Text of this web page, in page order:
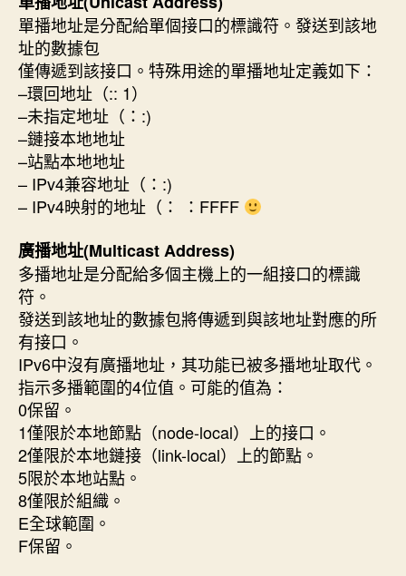
單播地址是分配給單個接口的標識符。發送到該地
址的數據包
僅傳遞到該接口。特殊用途的單播地址定義如下：
–環回地址（:: 1）
–未指定地址（：:)
–鏈接本地地址
–站點本地地址
– IPv4兼容地址（：:)
– IPv4映射的地址（： ：FFFF
廣播地址(Multicast Address)
多播地址是分配給多個主機上的一組接口的標識
符。
發送到該地址的數據包將傳遞到與該地址對應的所
有接口。
IPv6中沒有廣播地址，其功能已被多播地址取代。
指示多播範圍的4位值。可能的值為：
0保留。
1僅限於本地節點（node-local）上的接口。
2僅限於本地鏈接（link-local）上的節點。
5限於本地站點。
8僅限於組織。
E全球範圍。
F保留。